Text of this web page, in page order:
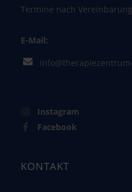
Termine nach Vereinbarung
E-Mail:
Instagram
Facebook
KONTAKT